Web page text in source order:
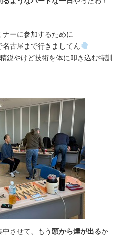
ーに参加するために
古屋まで行きましてん
鋭やけど技術を体に叩き込む特訓
させて、もう頭から煙が出るか